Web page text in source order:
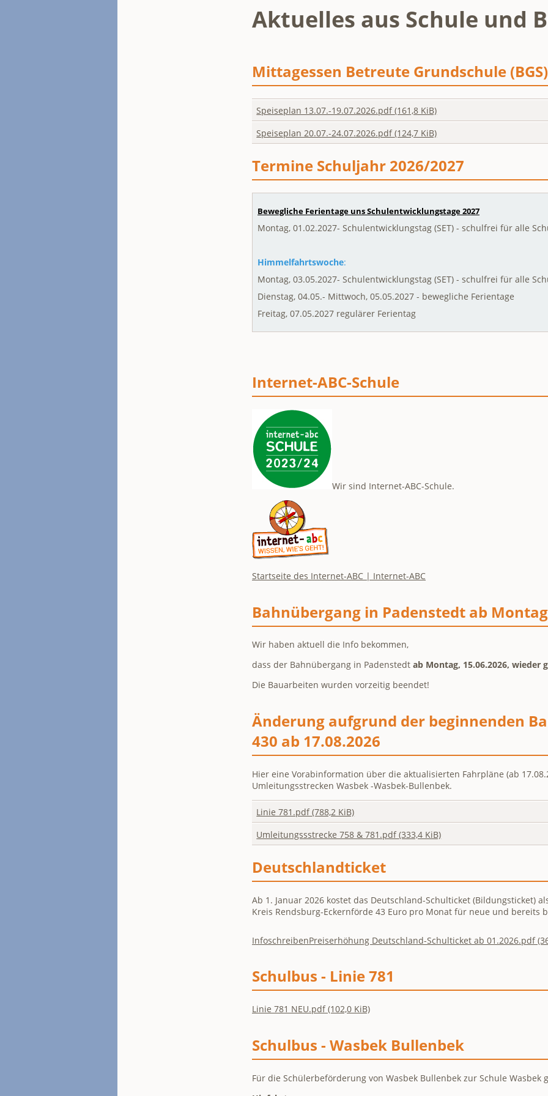
Aktuelles aus Schule und
Mittagessen Betreute Grundschule (BGS)
Speiseplan 13.07.-19.07.2026.pdf(161,8 KiB)
Speiseplan 20.07.-24.07.2026.pdf(124,7 KiB)
Termine Schuljahr 2026/2027
Bewegliche Ferientage uns Schulentwicklungstage 2027
Montag, 01.02.2027- Schulentwicklungstag (SET) - schulfrei für alle
Himmelfahrtswoche:
Montag, 03.05.2027- Schulentwicklungstag (SET) - schulfrei für alle
Dienstag, 04.05.- Mittwoch, 05.05.2027 - bewegliche Ferientage
Freitag, 07.05.2027 regulärer Ferientag
Internet-ABC-Schule
Wir sind Internet-ABC-Schule.
Startseite des Internet-ABC | Internet-ABC
Bahnübergang in Padenstedt ab
Wir haben aktuell die Info bekommen,
dass der Bahnübergang in Padenstedt ab Montag, 15.06.2026, wieder
Die Bauarbeiten wurden vorzeitig beendet!
Änderung aufgrund der beginnenden
430 ab 17.08.2026
Hier eine Vorabinformation über die aktualisierten Fahrpläne (ab
Umleitungsstrecken Wasbek -Wasbek-Bullenbek.
Linie 781.pdf(788,2 KiB)
Umleitungssstrecke 758 & 781.pdf(333,4 KiB)
Deutschlandticket
Ab 1. Januar 2026 kostet das Deutschland-Schulticket (Bildungsticket)
Kreis Rendsburg-Eckernförde 43 Euro pro Monat für neue und bereits
InfoschreibenPreiserhöhung Deutschland-Schulticket ab 01.2026.pdf
Schulbus - Linie 781
Linie 781 NEU.pdf(102,0 KiB)
Schulbus - Wasbek Bullenbek
Für die Schülerbeförderung von Wasbek Bullenbek zur Schule Wasbek